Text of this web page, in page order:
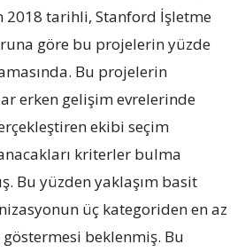
2018 tarihli, Stanford İşletme
göre bu projelerin yüzde
Bu projelerin
erken gelişim evrelerinde
ekibi seçim
kriterler bulma
Bu yüzden yaklaşım basit
üç kategoriden en az
beklenmiş. Bu